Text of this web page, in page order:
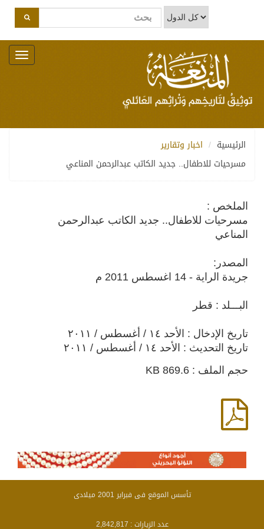
Toggle
navigation
الرئيسية
اخبار وتقارير
مسرحيات للاطفال.. جديد الكاتب عبدالرحمن المناعي
الملخص :
مسرحيات للاطفال.. جديد الكاتب عبدالرحمن
المناعي
المصدر:
جريدة الراية - 14 اغسطس 2011 م
البـــلد : قطر
تاريخ الإدخال : الأحد ١٤ / أغسطس / ٢٠١١
تاريخ التحديث : الأحد ١٤ / أغسطس / ٢٠١١
حجم الملف : 869.6 KB
تأسس الموقع فى فبراير 2001 ميلادى
عدد الزيارات : 2,842,817